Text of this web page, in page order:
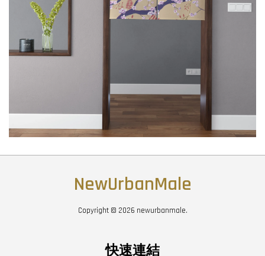
NewUrbanMale
Copyright © 2026 newurbanmale.
快速連結